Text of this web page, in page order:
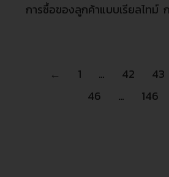
การซื้อของลูกค้าแบบเรียลไทม์
← 1 … 42 43
46
… 146